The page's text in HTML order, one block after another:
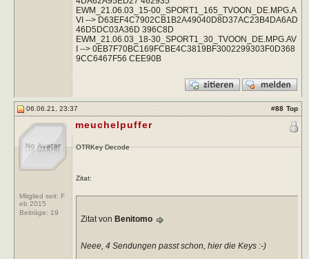
EWM_21.06.03_15-00_SPORT1_165_TVOON_DE.MPG.A
VI --> D63EF4C7902CB1B2A49040D8D37AC23B4DA6AD
46D5DC03A36D 396C8D
EWM_21.06.03_18-30_SPORT1_30_TVOON_DE.MPG.AV
I --> 0EB7F70BC169FCBE4C3819BF3002299303F0D368
9CC6467F56 CEE90B
06.06.21, 23:37 #88 Top
Mitglied seit: F
eb 2015
Beiträge: 19
meuchelpuffer
OTRKey Decode
Zitat:
Zitat von Benitomo
Neee, 4 Sendungen passt schon, hier die Keys :-)